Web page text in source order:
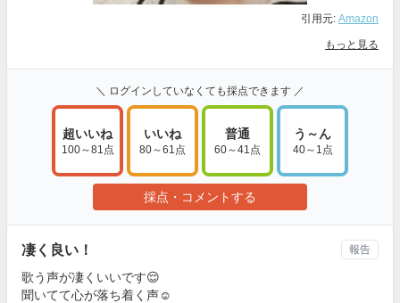
引用元: Amazon
もっと見る
＼ ログインしていなくても採点できます ／
超いいね
100～81点
いいね
80～61点
普通
60～41点
う～ん
40～1点
採点・コメントする
凄く良い！
歌う声が凄くいいです😌
聞いてて心が落ち着く声☺️
報告